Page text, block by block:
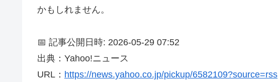
かもしれません。
📅 記事公開日時: 2026-05-29 07:52
出典：Yahoo!ニュース
URL： https://news.yahoo.co.jp/pickup/6582109?source=rss